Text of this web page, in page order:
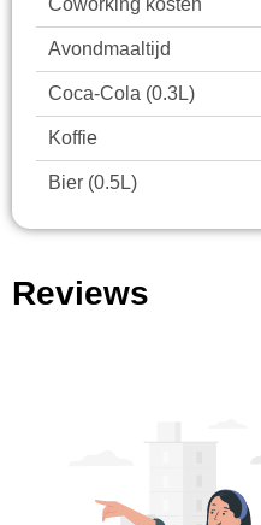
Coworking kosten
Avondmaaltijd
Coca-Cola (0.3L)
Koffie
Bier (0.5L)
Reviews